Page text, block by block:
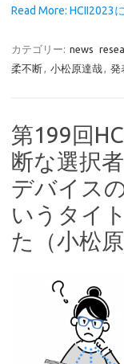
Read More: HCII2023
カテゴリー: news
柔不断, 小松原達哉, 発
第199回
断な選択
デバイス
いうタイ
た（小松原